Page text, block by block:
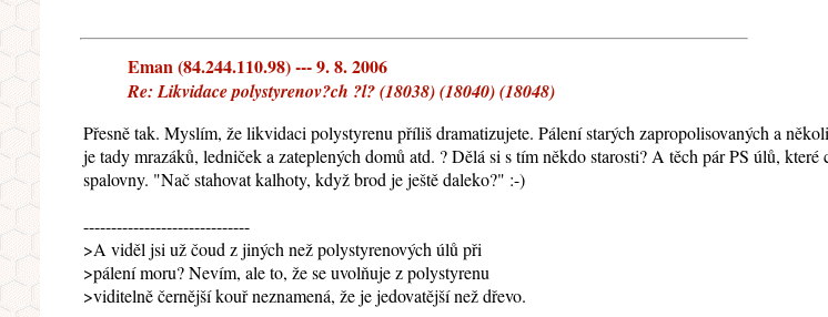
Eman (84.244.110.98) --- 9. 8. 2006
Re: Likvidace polystyrenov?ch ?l? (18038) (18040) (18048)
Přesně tak. Myslím, že likvidaci polystyrenu příliš dramatizujete. Pálení starých zapropolisovaných a
je tady mrazáků, ledniček a zateplených domů atd. ? Dělá si s tím někdo starosti? A těch pár PS úlů,
spalovny. "Nač stahovat kalhoty, když brod je ještě daleko?" :-)
------------------------------
>A viděl jsi už čoud z jiných než polystyrenových úlů při
>pálení moru? Nevím, ale to, že se uvolňuje z polystyrenu
>viditelně černější kouř neznamená, že je jedovatější než dřevo.